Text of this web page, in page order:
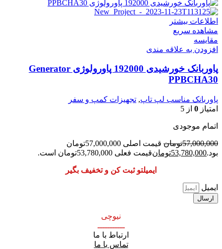
اطلاعات بیشتر
مشاهده سریع
مقایسه
افزودن به علاقه مندی
پاوربانک خورشیدی 192000 پاورولوژی Generator
PPBCHA30
پاوربانک مناسب لپ تاپ, تجهیزات کمپ و سفر
امتیاز 0 از 5
اتمام موجودی
57,000,000تومان
قیمت اصلی 57,000,000تومان
بود.53,780,000تومانقیمت فعلی 53,780,000تومان است.
ایمیلتو ثبت کن و تخفیف بگیر
ایمیل
ارسال
نیوچی
ـــــــــــ
ارتباط با ما
تماس با ما